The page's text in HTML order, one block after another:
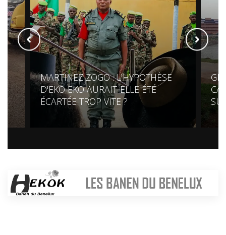
MARTINEZ ZOGO : L'HYPOTHÈSE
D'EKO EKO AURAIT-ELLE ÉTÉ
ÉCARTÉE TROP VITE ?